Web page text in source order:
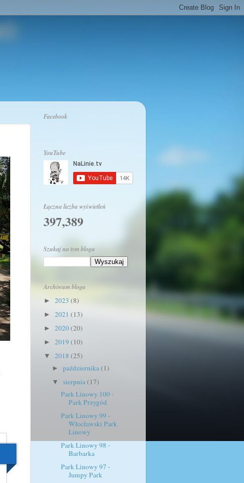
Facebook
YouTube
Łączna liczba wyświetleń
397,389
Szukaj na tym blogu
Archiwum bloga
► 2023 (8)
► 2021 (13)
► 2020(20)
► 2019 (10)
▼ 2018 (25)
►października(1)
▼sierpnia(17)
Park Linowy 100 -
Park Przygód
Park Linowy 99 -
Włocławski Park
Linowy
Park Linowy 98 -
Barbarka
Park Linowy 97 -
Jumpy Park